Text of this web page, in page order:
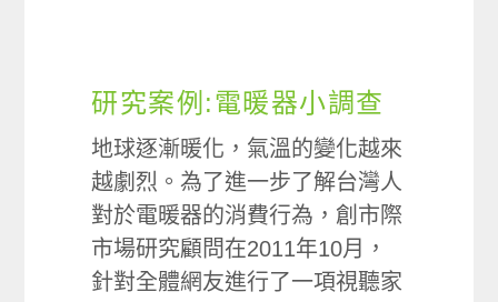
研究案例:電暖器小調查
地球逐漸暖化，氣溫的變化越來
越劇烈。為了進一步了解台灣人
對於電暖器的消費行為，創市際
市場研究顧問在2011年10月，
針對全體網友進行了一項視聽家